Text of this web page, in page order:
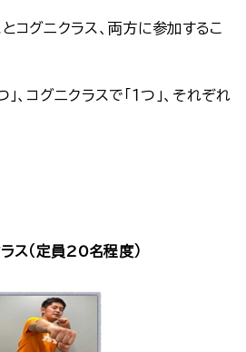
コグニクラス、両方に参加するこ
、コグニクラスで「１つ」、それぞれ
ス（定員20名程度）